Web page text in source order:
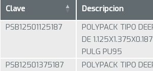
Clave Descripcion
PSB12501125187
POLYPACK TIPO
DE 1.125X1.375X0.187
PULG PU95
PSB12501375187
POLYPACK TIPO